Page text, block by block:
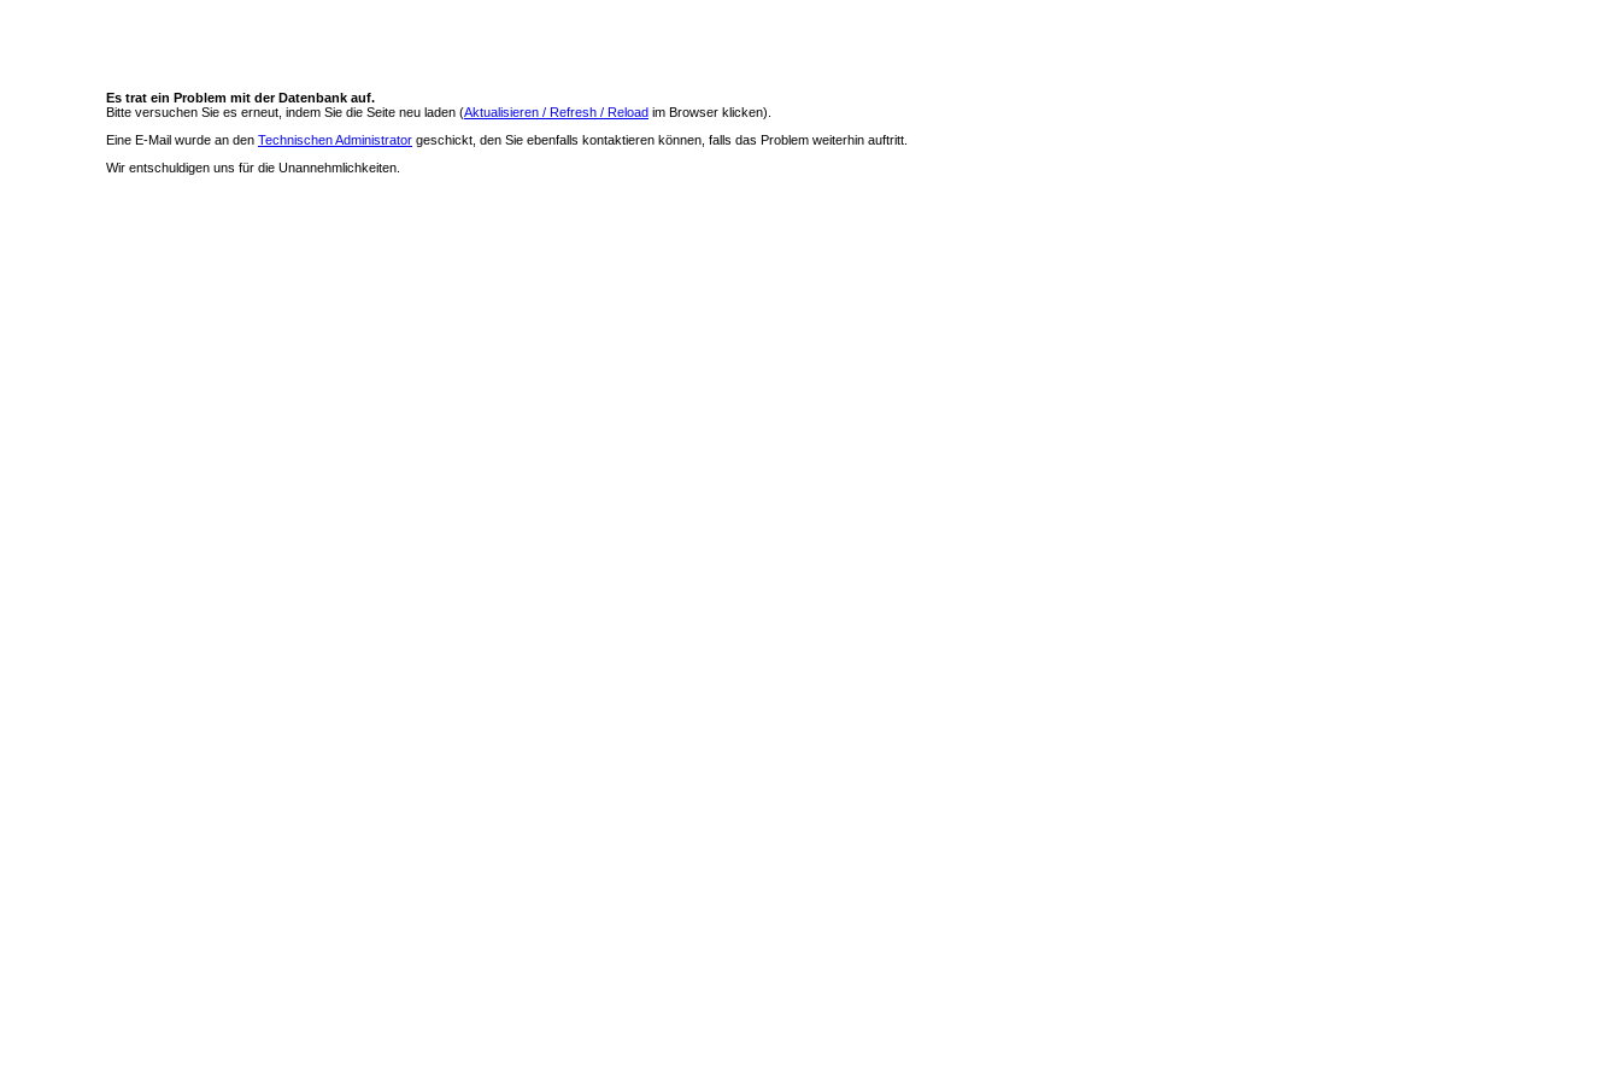
Es trat ein Problem mit der Datenbank auf.
Bitte versuchen Sie es erneut, indem Sie die Seite neu laden (Aktualisieren / Refresh / Reload im Browser klicken).
Eine E-Mail wurde an den Technischen Administrator geschickt, den Sie ebenfalls kontaktieren können, falls das Problem weiterhin auftritt.
Wir entschuldigen uns für die Unannehmlichkeiten.